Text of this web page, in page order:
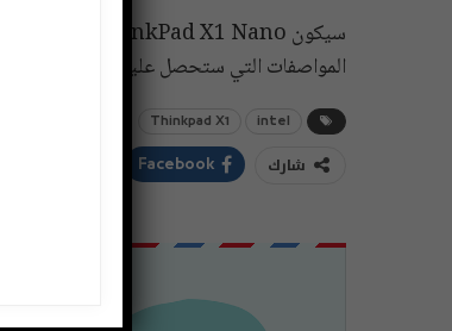
المواصفات التي ستحصل عليها لسعر الدخول.
intel
Thinkpad X1
شارك Facebook